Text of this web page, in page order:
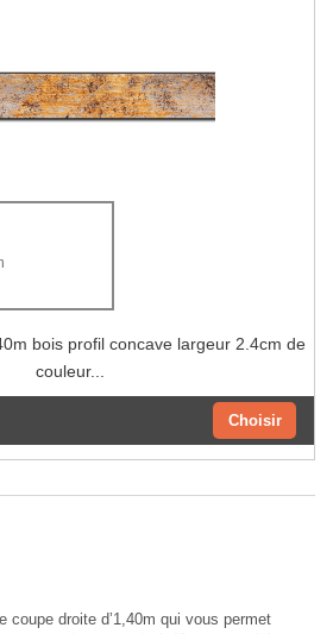
bois profil concave largeur 2.4cm de
couleur...
Choisir
coupe droite d’1,40m qui vous permet